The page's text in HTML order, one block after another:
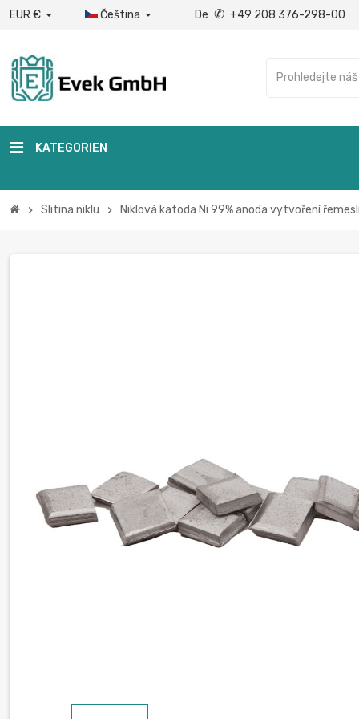
EUR € Čeština  De ✆ +49 208 376-298-00
KATEGORIEN
chevron_right Slitina niklu chevron_right Niklová katoda Ni 99% anoda vytvoření